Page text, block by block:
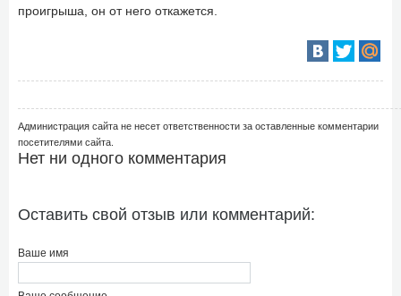
проигрыша, он от него откажется.
Администрация сайта не несет ответственности за оставленные комментарии
посетителями сайта.
Нет ни одного комментария
Оставить свой отзыв или комментарий:
Ваше имя